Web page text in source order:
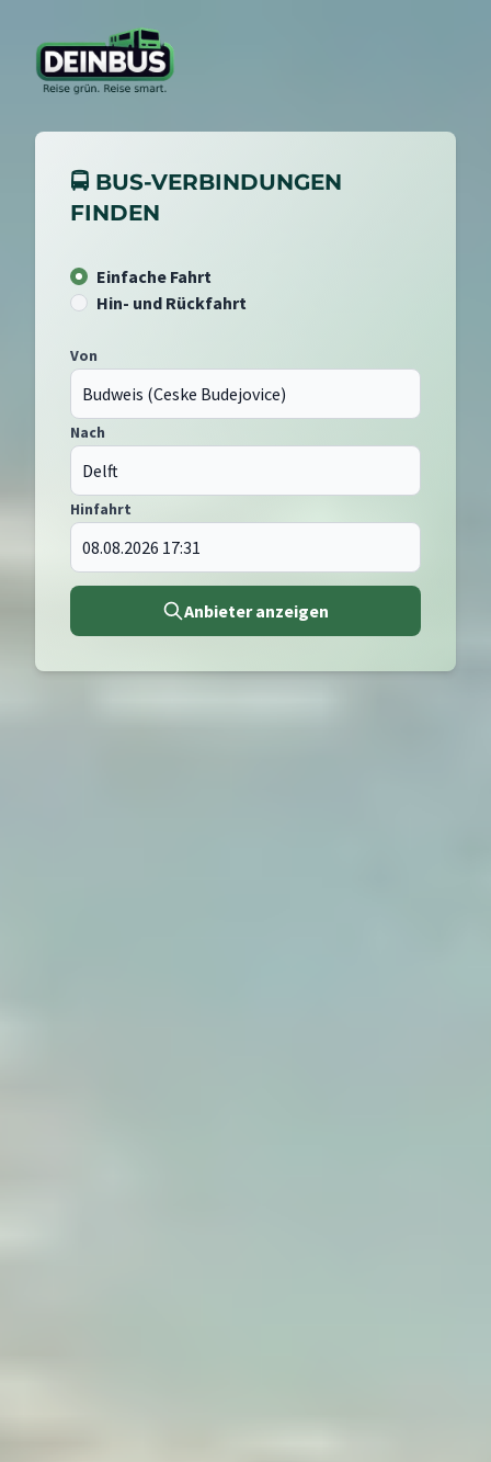
🚍 BUS-VERBINDUNGEN
FINDEN
Einfache Fahrt
Hin- und Rückfahrt
Von
Nach
Hinfahrt
Anbieter anzeigen